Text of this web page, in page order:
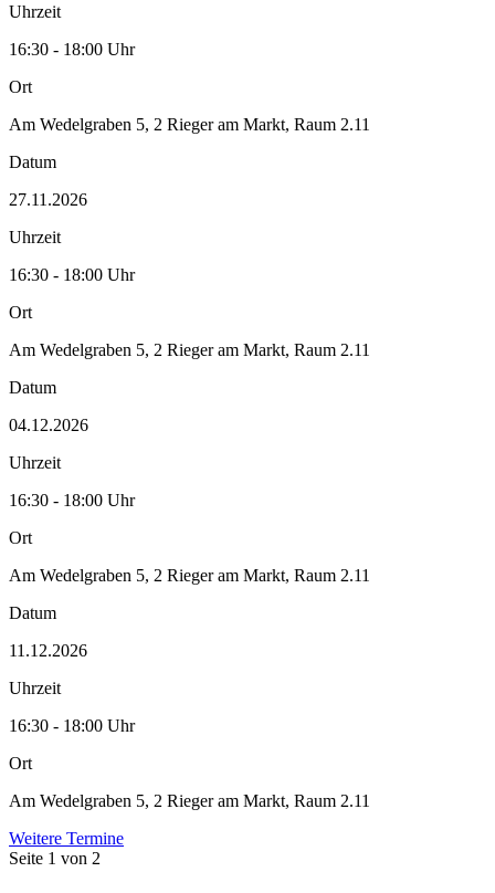
Uhrzeit
16:30 - 18:00 Uhr
Ort
Am Wedelgraben 5, 2 Rieger am Markt, Raum 2.11
Datum
27.11.2026
Uhrzeit
16:30 - 18:00 Uhr
Ort
Am Wedelgraben 5, 2 Rieger am Markt, Raum 2.11
Datum
04.12.2026
Uhrzeit
16:30 - 18:00 Uhr
Ort
Am Wedelgraben 5, 2 Rieger am Markt, Raum 2.11
Datum
11.12.2026
Uhrzeit
16:30 - 18:00 Uhr
Ort
Am Wedelgraben 5, 2 Rieger am Markt, Raum 2.11
Weitere Termine
Seite 1 von 2